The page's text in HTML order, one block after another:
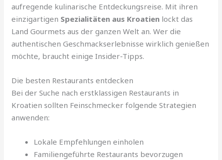
aufregende kulinarische Entdeckungsreise. Mit ihren
einzigartigen Spezialitäten aus Kroatien lockt das
Land Gourmets aus der ganzen Welt an. Wer die
authentischen Geschmackserlebnisse wirklich genießen
möchte, braucht einige Insider-Tipps.
Die besten Restaurants entdecken
Bei der Suche nach erstklassigen Restaurants in
Kroatien sollten Feinschmecker folgende Strategien
anwenden:
Lokale Empfehlungen einholen
Familiengeführte Restaurants bevorzugen